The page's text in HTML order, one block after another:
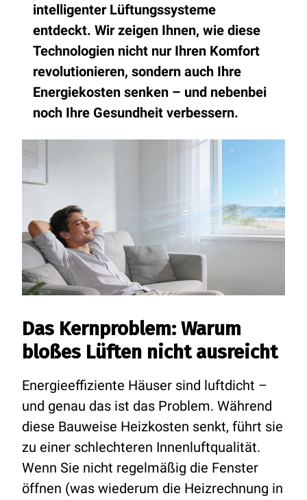
intelligenter Lüftungssysteme
entdeckt. Wir zeigen Ihnen, wie diese
Technologien nicht nur Ihren Komfort
revolutionieren, sondern auch Ihre
Energiekosten senken – und nebenbei
noch Ihre Gesundheit verbessern.
Das Kernproblem: Warum
bloßes Lüften nicht ausreicht
Energieeffiziente Häuser sind luftdicht –
und genau das ist das Problem. Während
diese Bauweise Heizkosten senkt, führt sie
zu einer schlechteren Innenluftqualität.
Wenn Sie nicht regelmäßig die Fenster
öffnen (was wiederum die Heizrechnung in